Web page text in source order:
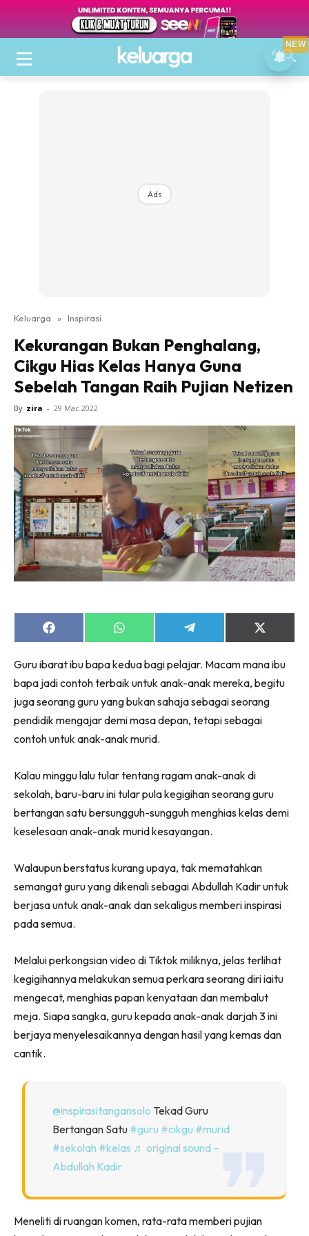
Ads
Keluarga » Inspirasi
Kekurangan Bukan Penghalang,
Cikgu Hias Kelas Hanya Guna
Sebelah Tangan Raih Pujian Netizen
By zira - 29 Mac 2022
Share
on
Share
on
Share
on
Share
on
(Twitter)
Guru ibarat ibu bapa kedua bagi pelajar. Macam mana ibu
bapa jadi contoh terbaik untuk anak-anak mereka, begitu
juga seorang guru yang bukan sahaja sebagai seorang
pendidik mengajar demi masa depan, tetapi sebagai
contoh untuk anak-anak murid.
Kalau minggu lalu tular tentang ragam anak-anak di
sekolah, baru-baru ini tular pula kegigihan seorang guru
bertangan satu bersungguh-sungguh menghias kelas demi
keselesaan anak-anak murid kesayangan.
Walaupun berstatus kurang upaya, tak mematahkan
semangat guru yang dikenali sebagai Abdullah Kadir untuk
berjasa untuk anak-anak dan sekaligus memberi inspirasi
pada semua.
Melalui perkongsian video di Tiktok miliknya, jelas terlihat
kegigihannya melakukan semua perkara seorang diri iaitu
mengecat, menghias papan kenyataan dan membalut
meja. Siapa sangka, guru kepada anak-anak darjah 3 ini
berjaya menyelesaikannya dengan hasil yang kemas dan
cantik.
@inspirasitangansolo Tekad Guru
Bertangan Satu #guru #cikgu #murid
#sekolah #kelas ♬ original sound –
Abdullah Kadir
Meneliti di ruangan komen, rata-rata memberi pujian
NEW